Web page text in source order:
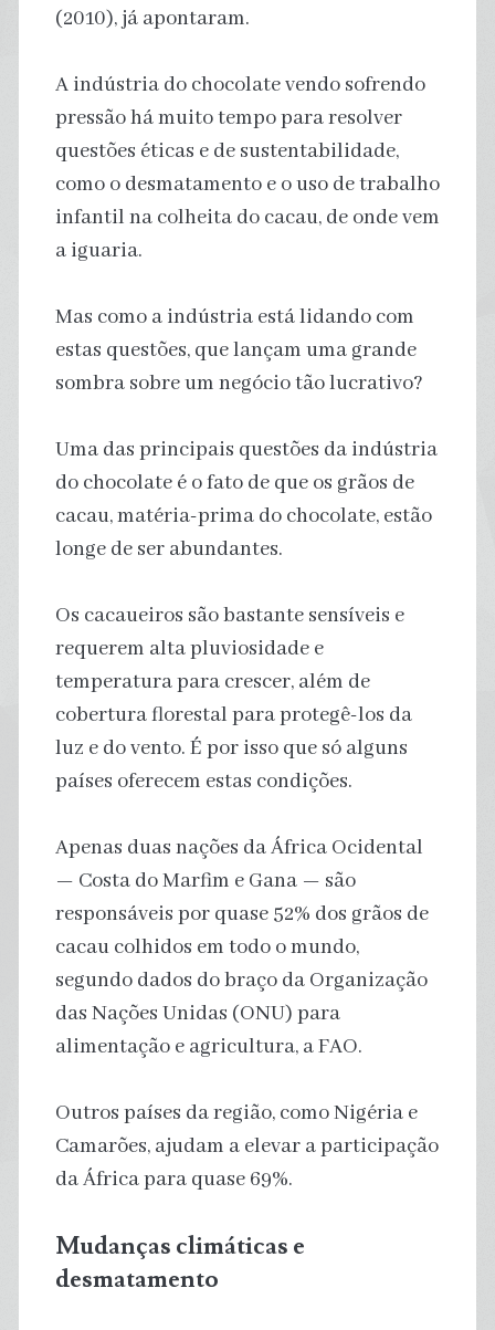
(2010), já apontaram.
A indústria do chocolate vendo sofrendo
pressão há muito tempo para resolver
questões éticas e de sustentabilidade,
como o desmatamento e o uso de trabalho
infantil na colheita do cacau, de onde vem
a iguaria.
Mas como a indústria está lidando com
estas questões, que lançam uma grande
sombra sobre um negócio tão lucrativo?
Uma das principais questões da indústria
do chocolate é o fato de que os grãos de
cacau, matéria-prima do chocolate, estão
longe de ser abundantes.
Os cacaueiros são bastante sensíveis e
requerem alta pluviosidade e
temperatura para crescer, além de
cobertura florestal para protegê-los da
luz e do vento. É por isso que só alguns
países oferecem estas condições.
Apenas duas nações da África Ocidental
— Costa do Marfim e Gana — são
responsáveis ​​por quase 52% dos grãos de
cacau colhidos em todo o mundo,
segundo dados do braço da Organização
das Nações Unidas (ONU) para
alimentação e agricultura, a FAO.
Outros países da região, como Nigéria e
Camarões, ajudam a elevar a participação
da África para quase 69%.
Mudanças climáticas e
desmatamento